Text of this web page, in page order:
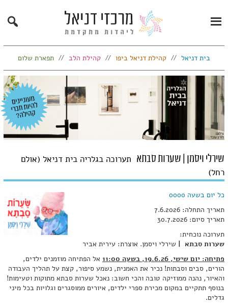
Primary
Menu
Search
בית דניאל קהילת דניאל ביפו קהילת הלב תפארת שלום
שירלי ויסמן | שערות סבתא תערוכה בגלריה בית דניאל (אולם
רחל)
כל יום בשעה 0000
תאריך התחלה: 7.6.2026
תאריך סיום: 30.7.2026
תערוכה נוכחית:
שערות סבתא | שירלי ויסמן. אוצרת: עירית אביר
פתיחה: יום שישי, 19.6.26, בשעה 11:00
אל הפתיחה מוזמנים ילדים,
הורים, סבים וסבתות! נכיר את האמנית, נשמע סיפור, קצת על תהליך העבודה
והאיור, נהנה ממוזיקה טובה והכי חשוב: נאכל שערות סבתא מתוקות וטעימות!
בנוסף תתקיים במקום מכירת ספרי ילדים, איורים ממוסגרים וגלויות בכל מיני
גדלים.